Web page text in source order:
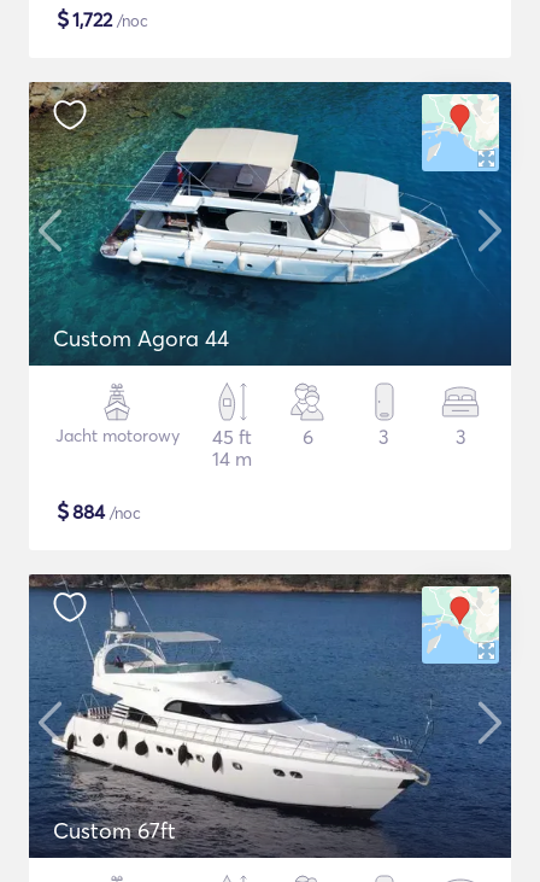
$1,722/noc
Custom Agora 44
Jacht motorowy
45 ft
14 m
6 3 3
$884/noc
Custom 67ft